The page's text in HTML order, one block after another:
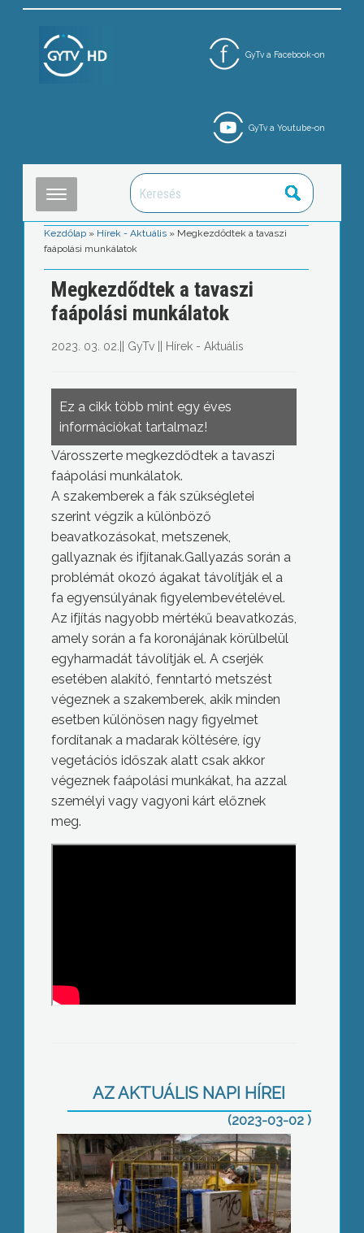
GyTv a Facebook-on
GyTv a Youtube-on
Kezdőlap » Hírek - Aktuális » Megkezdődtek a tavaszi
faápolási munkálatok
Megkezdődtek a tavaszi
faápolási munkálatok
2023. 03. 02. GyTv|| Hírek - Aktuális
Ez a cikk több mint egy éves
információkat tartalmaz!
Városszerte megkezdődtek a tavaszi
faápolási munkálatok.
A szakemberek a fák szükségletei
szerint végzik a különböző
beavatkozásokat, metszenek,
gallyaznak és ifjítanak.Gallyazás során a
problémát okozó ágakat távolítják el a
fa egyensúlyának figyelembevételével.
Az ifjítás nagyobb mértékű beavatkozás,
amely során a fa koronájának körülbelül
egyharmadát távolítják el. A cserjék
esetében alakító, fenntartó metszést
végeznek a szakemberek, akik minden
esetben különösen nagy figyelmet
fordítanak a madarak költésére, így
vegetációs időszak alatt csak akkor
végeznek faápolási munkákat, ha azzal
személyi vagy vagyoni kárt előznek
meg.
AZ AKTUÁLIS NAPI HÍREI
(2023-03-02 )
Több millió forint a környezetvédelmi
feladatokra